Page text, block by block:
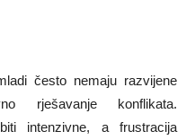
često nemaju razvijene
rješavanje konflikata.
intenzivne, a frustracija